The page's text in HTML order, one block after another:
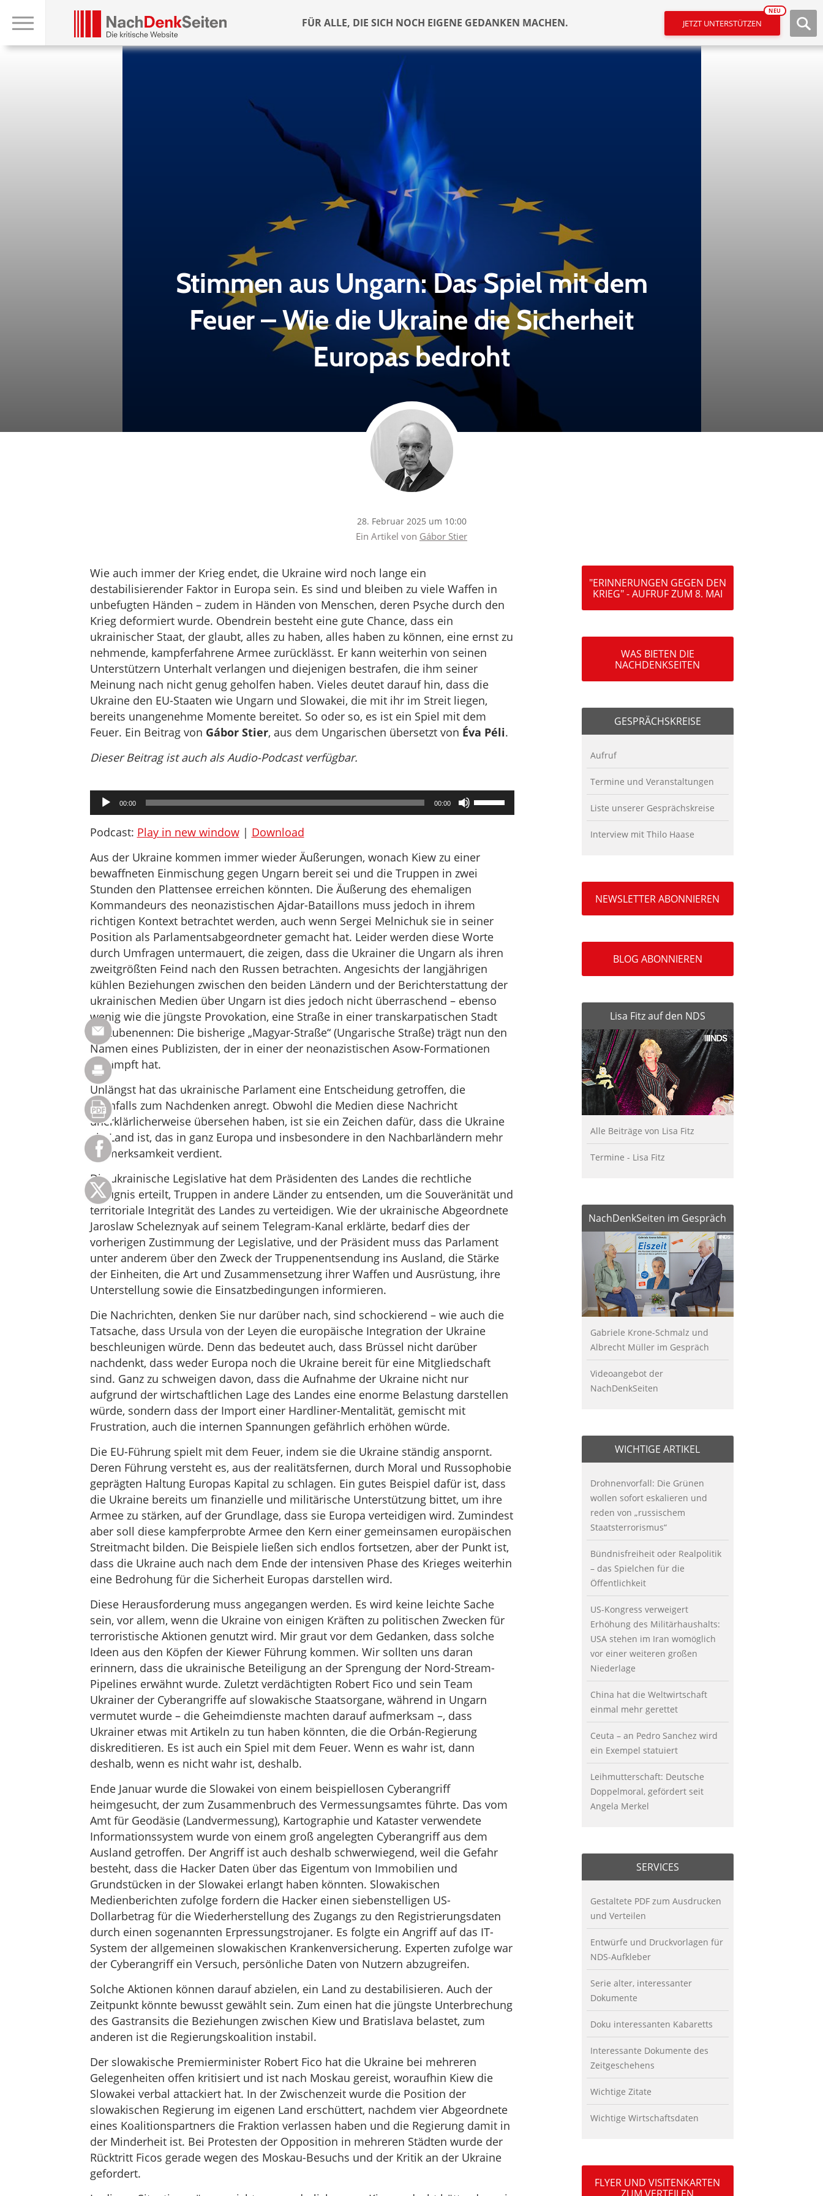
FÜR ALLE, DIE SICH NOCH EIGENE GEDANKEN MACHEN. JETZT UNTERSTÜTZEN
NEU
Stimmen aus Ungarn: Das Spiel mit dem
Feuer – Wie die Ukraine die Sicherheit
Europas bedroht
28. Februar 2025 um 10:00
Ein Artikel von Gábor Stier
Wie auch immer der Krieg endet, die Ukraine wird noch lange ein
destabilisierender Faktor in Europa sein. Es sind und bleiben zu viele Waffen in
unbefugten Händen – zudem in Händen von Menschen, deren Psyche durch den
Krieg deformiert wurde. Obendrein besteht eine gute Chance, dass ein
ukrainischer Staat, der glaubt, alles zu haben, alles haben zu können, eine ernst zu
nehmende, kampferfahrene Armee zurücklässt. Er kann weiterhin von seinen
Unterstützern Unterhalt verlangen und diejenigen bestrafen, die ihm seiner
Meinung nach nicht genug geholfen haben. Vieles deutet darauf hin, dass die
Ukraine den EU-Staaten wie Ungarn und Slowakei, die mit ihr im Streit liegen,
bereits unangenehme Momente bereitet. So oder so, es ist ein Spiel mit dem
Feuer. Ein Beitrag von Gábor Stier, aus dem Ungarischen übersetzt von Éva Péli.
Dieser Beitrag ist auch als Audio-Podcast verfügbar.
Audio-
Player
00:00 00:00
Pfeiltasten
Hoch/Runter
die
Lautstärke
regeln.
Podcast: Play in new window| Download
Aus der Ukraine kommen immer wieder Äußerungen, wonach Kiew zu einer
bewaffneten Einmischung gegen Ungarn bereit sei und die Truppen in zwei
Stunden den Plattensee erreichen könnten. Die Äußerung des ehemaligen
Kommandeurs des neonazistischen Ajdar-Bataillons muss jedoch in ihrem
richtigen Kontext betrachtet werden, auch wenn Sergei Melnichuk sie in seiner
Position als Parlamentsabgeordneter gemacht hat. Leider werden diese Worte
durch Umfragen untermauert, die zeigen, dass die Ukrainer die Ungarn als ihren
zweitgrößten Feind nach den Russen betrachten. Angesichts der langjährigen
kühlen Beziehungen zwischen den beiden Ländern und der Berichterstattung der
ukrainischen Medien über Ungarn ist dies jedoch nicht überraschend – ebenso
wenig wie die jüngste Provokation, eine Straße in einer transkarpatischen Stadt
umzubenennen: Die bisherige „Magyar-Straße“ (Ungarische Straße) trägt nun den
Namen eines Publizisten, der in einer der neonazistischen Asow-Formationen
gekämpft hat.
Unlängst hat das ukrainische Parlament eine Entscheidung getroffen, die
ebenfalls zum Nachdenken anregt. Obwohl die Medien diese Nachricht
unerklärlicherweise übersehen haben, ist sie ein Zeichen dafür, dass die Ukraine
ein Land ist, das in ganz Europa und insbesondere in den Nachbarländern mehr
Aufmerksamkeit verdient.
Die ukrainische Legislative hat dem Präsidenten des Landes die rechtliche
Befugnis erteilt, Truppen in andere Länder zu entsenden, um die Souveränität und
territoriale Integrität des Landes zu verteidigen. Wie der ukrainische Abgeordnete
Jaroslaw Scheleznyak auf seinem Telegram-Kanal erklärte, bedarf dies der
vorherigen Zustimmung der Legislative, und der Präsident muss das Parlament
unter anderem über den Zweck der Truppenentsendung ins Ausland, die Stärke
der Einheiten, die Art und Zusammensetzung ihrer Waffen und Ausrüstung, ihre
Unterstellung sowie die Einsatzbedingungen informieren.
Die Nachrichten, denken Sie nur darüber nach, sind schockierend – wie auch die
Tatsache, dass Ursula von der Leyen die europäische Integration der Ukraine
beschleunigen würde. Denn das bedeutet auch, dass Brüssel nicht darüber
nachdenkt, dass weder Europa noch die Ukraine bereit für eine Mitgliedschaft
sind. Ganz zu schweigen davon, dass die Aufnahme der Ukraine nicht nur
aufgrund der wirtschaftlichen Lage des Landes eine enorme Belastung darstellen
würde, sondern dass der Import einer Hardliner-Mentalität, gemischt mit
Frustration, auch die internen Spannungen gefährlich erhöhen würde.
Die EU-Führung spielt mit dem Feuer, indem sie die Ukraine ständig anspornt.
Deren Führung versteht es, aus der realitätsfernen, durch Moral und Russophobie
geprägten Haltung Europas Kapital zu schlagen. Ein gutes Beispiel dafür ist, dass
die Ukraine bereits um finanzielle und militärische Unterstützung bittet, um ihre
Armee zu stärken, auf der Grundlage, dass sie Europa verteidigen wird. Zumindest
aber soll diese kampferprobte Armee den Kern einer gemeinsamen europäischen
Streitmacht bilden. Die Beispiele ließen sich endlos fortsetzen, aber der Punkt ist,
dass die Ukraine auch nach dem Ende der intensiven Phase des Krieges weiterhin
eine Bedrohung für die Sicherheit Europas darstellen wird.
Diese Herausforderung muss angegangen werden. Es wird keine leichte Sache
sein, vor allem, wenn die Ukraine von einigen Kräften zu politischen Zwecken für
terroristische Aktionen genutzt wird. Mir graut vor dem Gedanken, dass solche
Ideen aus den Köpfen der Kiewer Führung kommen. Wir sollten uns daran
erinnern, dass die ukrainische Beteiligung an der Sprengung der Nord-Stream-
Pipelines erwähnt wurde. Zuletzt verdächtigten Robert Fico und sein Team
Ukrainer der Cyberangriffe auf slowakische Staatsorgane, während in Ungarn
vermutet wurde – die Geheimdienste machten darauf aufmerksam –, dass
Ukrainer etwas mit Artikeln zu tun haben könnten, die die Orbán-Regierung
diskreditieren. Es ist auch ein Spiel mit dem Feuer. Wenn es wahr ist, dann
deshalb, wenn es nicht wahr ist, deshalb.
Ende Januar wurde die Slowakei von einem beispiellosen Cyberangriff
heimgesucht, der zum Zusammenbruch des Vermessungsamtes führte. Das vom
Amt für Geodäsie (Landvermessung), Kartographie und Kataster verwendete
Informationssystem wurde von einem groß angelegten Cyberangriff aus dem
Ausland getroffen. Der Angriff ist auch deshalb schwerwiegend, weil die Gefahr
besteht, dass die Hacker Daten über das Eigentum von Immobilien und
Grundstücken in der Slowakei erlangt haben könnten. Slowakischen
Medienberichten zufolge fordern die Hacker einen siebenstelligen US-
Dollarbetrag für die Wiederherstellung des Zugangs zu den Registrierungsdaten
durch einen sogenannten Erpressungstrojaner. Es folgte ein Angriff auf das IT-
System der allgemeinen slowakischen Krankenversicherung. Experten zufolge war
der Cyberangriff ein Versuch, persönliche Daten von Nutzern abzugreifen.
Solche Aktionen können darauf abzielen, ein Land zu destabilisieren. Auch der
Zeitpunkt könnte bewusst gewählt sein. Zum einen hat die jüngste Unterbrechung
des Gastransits die Beziehungen zwischen Kiew und Bratislava belastet, zum
anderen ist die Regierungskoalition instabil.
Der slowakische Premierminister Robert Fico hat die Ukraine bei mehreren
Gelegenheiten offen kritisiert und ist nach Moskau gereist, woraufhin Kiew die
Slowakei verbal attackiert hat. In der Zwischenzeit wurde die Position der
slowakischen Regierung im eigenen Land erschüttert, nachdem vier Abgeordnete
eines Koalitionspartners die Fraktion verlassen haben und die Regierung damit in
der Minderheit ist. Bei Protesten der Opposition in mehreren Städten wurde der
Rücktritt Ficos gerade wegen des Moskau-Besuchs und der Kritik an der Ukraine
gefordert.
"ERINNERUNGEN GEGEN DEN
KRIEG" - AUFRUF ZUM 8. MAI
WAS BIETEN DIE
NACHDENKSEITEN
GESPRÄCHSKREISE
Aufruf
Termine und Veranstaltungen
Liste unserer Gesprächskreise
Interview mit Thilo Haase
NEWSLETTER ABONNIEREN
BLOG ABONNIEREN
Lisa Fitz auf den NDS
Alle Beiträge von Lisa Fitz
Termine - Lisa Fitz
NachDenkSeiten im Gespräch
Gabriele Krone-Schmalz und
Albrecht Müller im Gespräch
Videoangebot der
NachDenkSeiten
WICHTIGE ARTIKEL
Drohnenvorfall: Die Grünen
wollen sofort eskalieren und
reden von „russischem
Staatsterrorismus“
Bündnisfreiheit oder Realpolitik
– das Spielchen für die
Öffentlichkeit
US-Kongress verweigert
Erhöhung des Militärhaushalts:
USA stehen im Iran womöglich
vor einer weiteren großen
Niederlage
China hat die Weltwirtschaft
einmal mehr gerettet
Ceuta – an Pedro Sanchez wird
ein Exempel statuiert
Leihmutterschaft: Deutsche
Doppelmoral, gefördert seit
Angela Merkel
SERVICES
Gestaltete PDF zum Ausdrucken
und Verteilen
Entwürfe und Druckvorlagen für
NDS-Aufkleber
Serie alter, interessanter
Dokumente
Doku interessanten Kabaretts
Interessante Dokumente des
Zeitgeschehens
Wichtige Zitate
Wichtige Wirtschaftsdaten
FLYER UND VISITENKARTEN